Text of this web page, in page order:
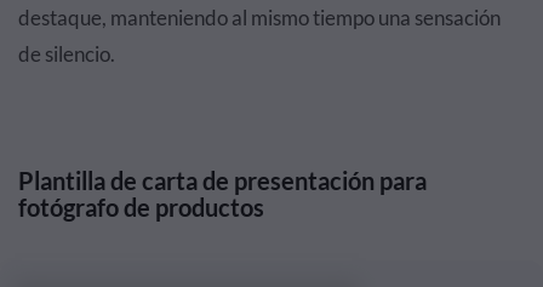
destaque, manteniendo al mismo tiempo una sensación
de silencio.
Plantilla de carta de presentación para
fotógrafo de productos